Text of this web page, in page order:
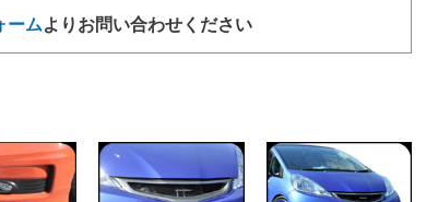
ームよりお問い合わせください